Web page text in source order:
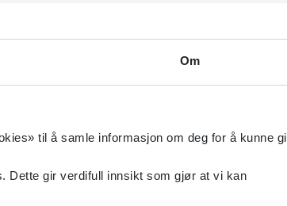
Om
til å samle informasjon om deg for å kunne gi
Dette gir verdifull innsikt som gjør at vi kan
- Institutt for klinisk odontologi
tiltak mot angst hos barn